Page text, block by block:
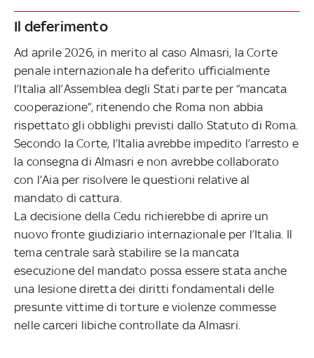
Il deferimento
Ad aprile 2026, in merito al caso Almasri, la Corte
penale internazionale ha deferito ufficialmente
l’Italia all’Assemblea degli Stati parte per “mancata
cooperazione”, ritenendo che Roma non abbia
rispettato gli obblighi previsti dallo Statuto di Roma.
Secondo la Corte, l’Italia avrebbe impedito l’arresto e
la consegna di Almasri e non avrebbe collaborato
con l’Aia per risolvere le questioni relative al
mandato di cattura.
La decisione della Cedu richierebbe di aprire un
nuovo fronte giudiziario internazionale per l’Italia. Il
tema centrale sarà stabilire se la mancata
esecuzione del mandato possa essere stata anche
una lesione diretta dei diritti fondamentali delle
presunte vittime di torture e violenze commesse
nelle carceri libiche controllate da Almasri.